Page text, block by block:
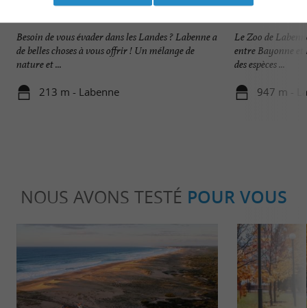
Besoin de vous évader dans les Landes ? Labenne a
de belles choses à vous offrir ! Un mélange de
nature et ...
213 m - Labenne
Le Zoo de
entre Bayonne et
des espèces ...
947 m -
NOUS AVONS TESTÉ POUR VOUS